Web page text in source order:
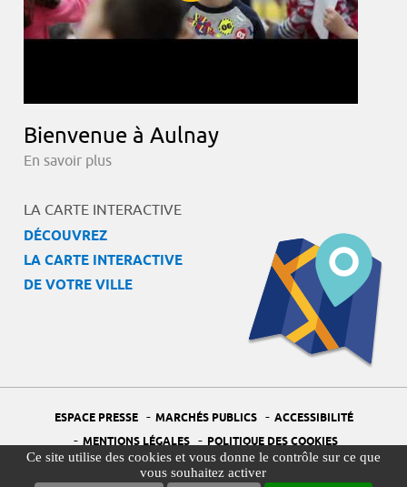
Ce site utilise des cookies et vous donne le contrôle sur ce que
vous souhaitez activer
Bienvenue à Aulnay
En savoir plus
LA CARTE INTERACTIVE
DÉCOUVREZ
LA CARTE INTERACTIVE
DE VOTRE VILLE
ESPACE PRESSE - MARCHÉS PUBLICS - ACCESSIBILITÉ
- MENTIONS LÉGALES - POLITIQUE DES COOKIES
PORTAIL DÉLÉGUÉ À LA PROTECTION DES DONNÉES - PLAN DU SITE